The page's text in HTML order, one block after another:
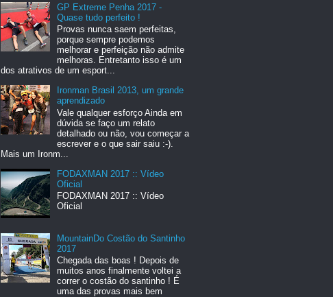
GP Extreme Penha 2017 -
Quase tudo perfeito !
Provas nunca saem perfeitas,
porque sempre podemos
melhorar e perfeição não admite
melhoras. Entretanto isso é um
dos atrativos de um esport...
Ironman Brasil 2013, um grande
aprendizado
Vale qualquer esforço Ainda em
dúvida se faço um relato
detalhado ou não, vou começar a
escrever e o que sair saiu :-).
Mais um Ironm...
FODAXMAN 2017 :: Vídeo
Oficial
FODAXMAN 2017 :: Vídeo
Oficial
MountainDo Costão do Santinho
2017
Chegada das boas ! Depois de
muitos anos finalmente voltei a
correr o costão do santinho ! É
uma das provas mais bem